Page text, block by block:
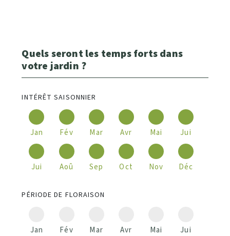
Quels seront les temps forts dans
votre jardin ?
INTÉRÊT SAISONNIER
Jan Fév Mar Avr Mai Jui
Jui Aoû Sep Oct Nov Déc
PÉRIODE DE FLORAISON
Jan Fév Mar Avr Mai Jui